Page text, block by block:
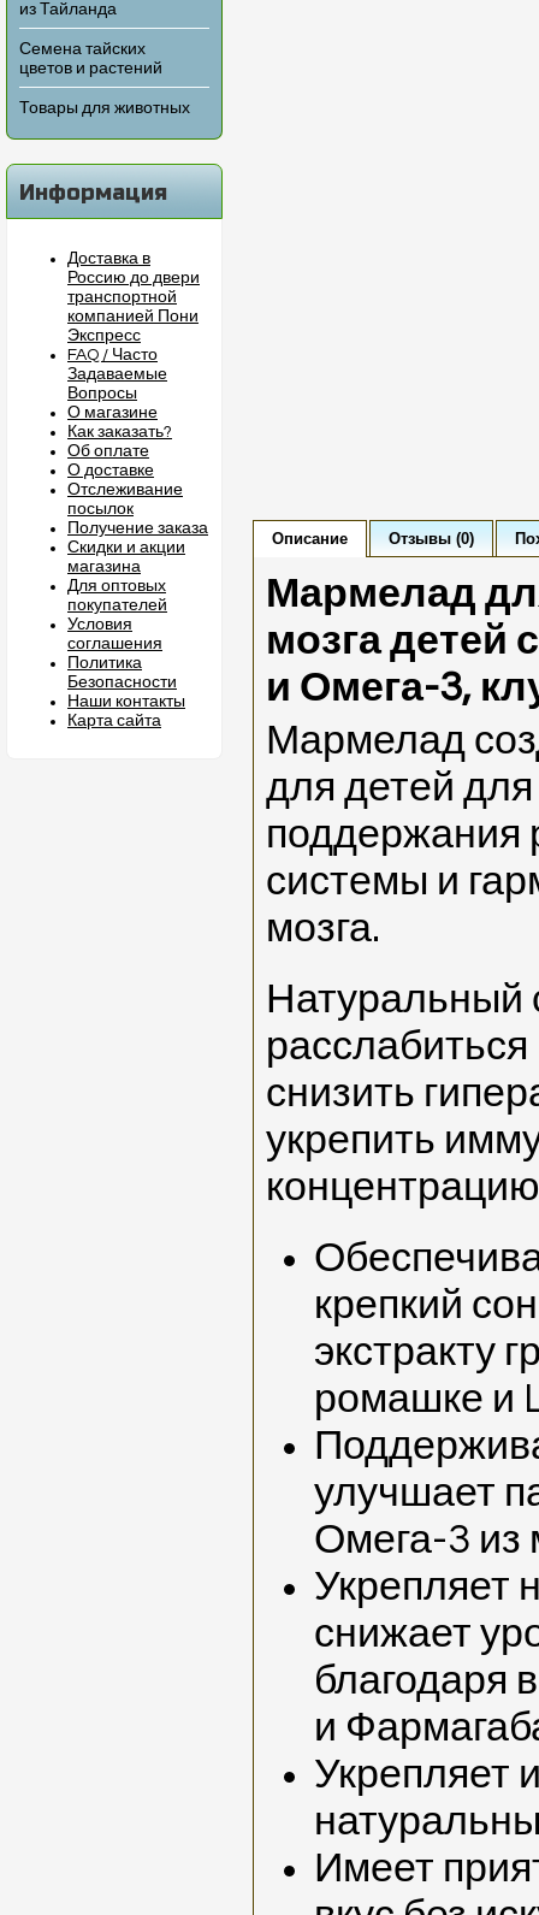
из Тайланда
Семена тайских
цветов и растений
Товары для животных
Информация
Доставка в
Россию до двери
транспортной
компанией Пони
Экспресс
FAQ / Часто
Задаваемые
Вопросы
О магазине
Как заказать?
Об оплате
О доставке
Отслеживание
посылок
Получение заказа
Скидки и акции
магазина
Для оптовых
покупателей
Условия
соглашения
Политика
Безопасности
Наши контакты
Карта сайта
Описание Отзывы (0)
Мармелад
мозга детей
и Омега-3,
Мармелад
для детей
поддержания
системы и
мозга.
Натуральный
снизить
укрепить
крепкий
экстракту
ромашке и
улучшает
Омега-3 из
Укрепляет
снижает
благодаря
и
Укрепляет
Имеет